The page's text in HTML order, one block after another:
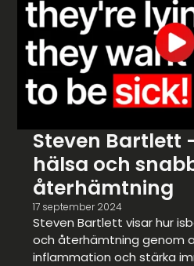
Steven Bartlett
hälsa och
återhämtning
17 september 2024
Steven Bartlett visar hur
och återhämtning genom
inflammation och stärka